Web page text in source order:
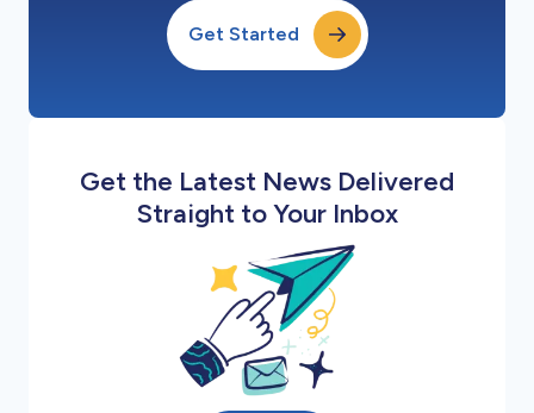
Get Started
Get the Latest News Delivered
Straight to Your Inbox